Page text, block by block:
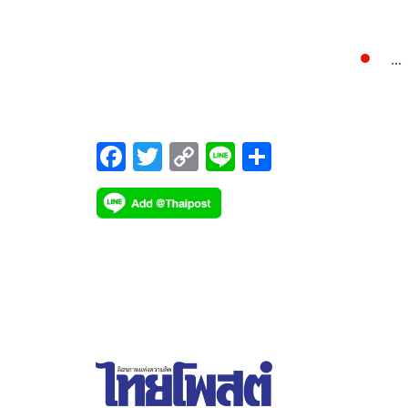
มีการถ่ายทอดสดแบบเอ็กซ์คลูซีฟ ทาง ทรูวิชั่นส์ ช่อง
600,000 เหรียญสหรัฐ ถัดมา 24- 28พ.ย. อินโดนีเซีย
โอเพ่น รายการระดับ เวิลด์ ทัวร์ ซูเปอร์ 1000 ชิงเงิน
รางวัล 850,000 เหรียญสหรัฐ ปิดท้ายด้วย 1 – 5 ธ.ค. เอ
F
ac
e
T
wi
tt
C
o
p
Li